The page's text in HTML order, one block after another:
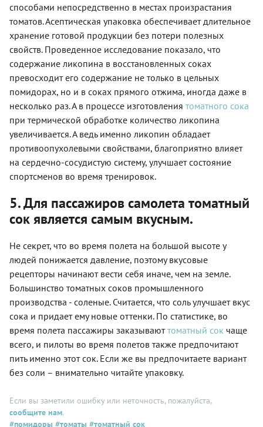
способами непосредственно в местах произрастания
томатов. Асептическая упаковка обеспечивает длительное
хранение готовой продукции без потери полезных
свойств. Проведенное исследование показало, что
содержание ликопина в восстановленных соках
превосходит его содержание не только в цельных
помидорах, но и в соках прямого отжима, иногда даже в
несколько раз. А в процессе изготовления томатного сока
при термической обработке количество ликопина
увеличивается. А ведь именно ликопин обладает
противоопухолевыми свойствами, благоприятно влияет
на сердечно-сосудистую систему, улучшает состояние
спортсменов во время тренировок.
5. Для пассажиров самолета томатный
сок является самым вкусным.
Не секрет, что во время полета на большой высоте у
людей понижается давление, поэтому вкусовые
рецепторы начинают вести себя иначе, чем на земле.
Большинство томатных соков промышленного
производства - соленые. Считается, что соль улучшает вкус
сока и придает ему новые оттенки. По статистике, во
время полета пассажиры заказываюттоматный сок чаще
всего, и пилоты во время полетов также предпочитают
пить именно этот сок. Если же вы предпочитаете вариант
без соли – внимательно читайте упаковку.
Если вы заметили ошибку или неточность, пожалуйста,
сообщите нам.
#помидоры #томаты #томатный сок